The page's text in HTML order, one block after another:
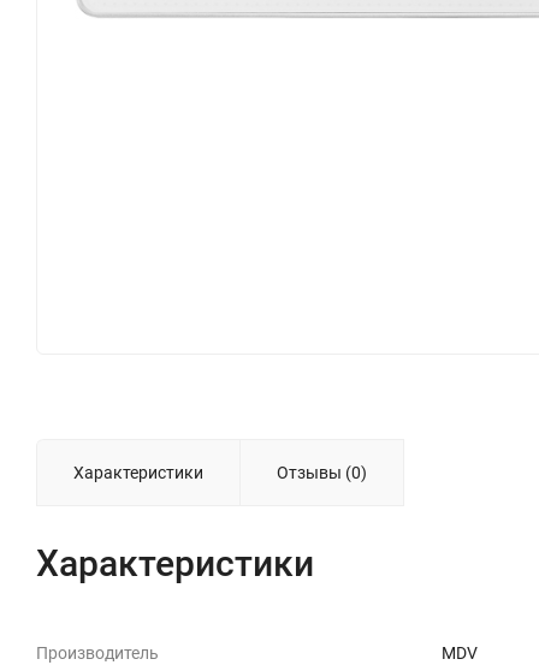
Характеристики Отзывы (0)
Характеристики
Производитель MDV